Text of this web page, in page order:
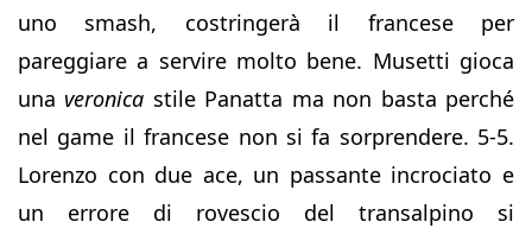
uno smash, costringerà il francese per
pareggiare a servire molto bene. Musetti gioca
una veronica stile Panatta ma non basta perché
nel game il francese non si fa sorprendere. 5-5.
Lorenzo con due ace, un passante incrociato e
un errore di rovescio del transalpino si